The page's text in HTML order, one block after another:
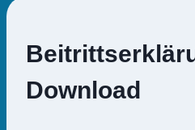
Download